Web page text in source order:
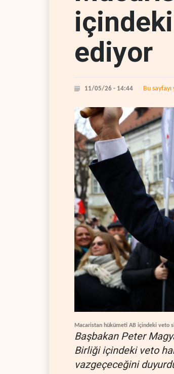
ediyor
11/05/26 - 14:44 Bu sayfayı
Macaristan hükümeti AB içindeki veto
Başbakan Peter
Birliği içindeki veto
vazgeçeceğini